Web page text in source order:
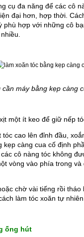
cụ đa năng để các cô
đại hơn, hợp thời.
phù hợp với những cô
cần máy bằng kẹp càng
một ít keo để giữ nếp
tóc cao lên đỉnh đầu,
kẹp càng cua cố định
cô nàng tóc không
vòng vào phía trong và
chờ vài tiếng rồi tháo
làm tóc xoăn tự
ống hút